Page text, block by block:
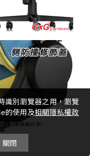
識別瀏覽器之用，瀏覽
的使用及相關隱私權政
關閉